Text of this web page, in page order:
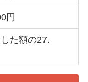
円
た額の27.